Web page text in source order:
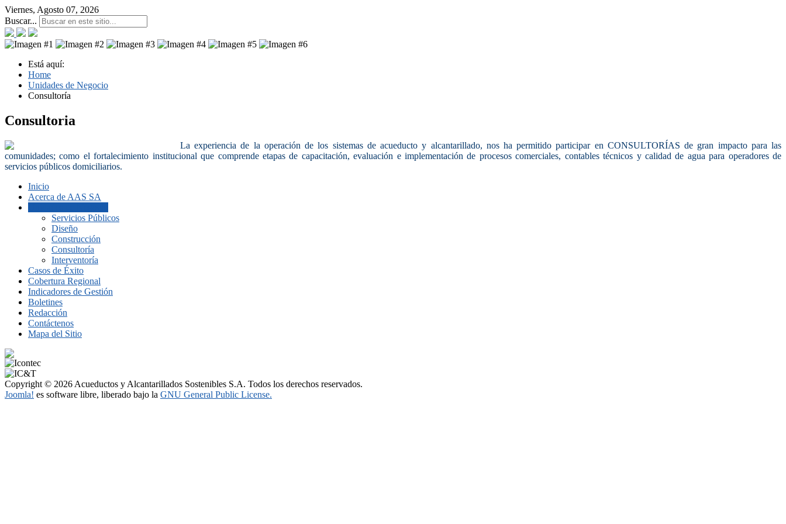
Viernes, Agosto 07, 2026
Buscar...
Está aquí:
Home
Unidades de Negocio
Consultoría
Consultoria
La experiencia de la operación de los sistemas de acueducto y alcantarillado, nos ha permitido participar en CONSULTORÍAS de gran impacto para las
comunidades; como el fortalecimiento institucional que comprende etapas de capacitación, evaluación e implementación de procesos comerciales, contables técnicos y calidad de agua para operadores de
servicios públicos domiciliarios.
Inicio
Acerca de AAS SA
Servicios Públicos
Diseño
Construcción
Consultoría
Interventoría
Casos de Éxito
Cobertura Regional
Indicadores de Gestión
Boletines
Redacción
Contáctenos
Mapa del Sitio
Copyright © 2026 Acueductos y Alcantarillados Sostenibles S.A. Todos los derechos reservados.
Joomla! es software libre, liberado bajo la GNU General Public License.